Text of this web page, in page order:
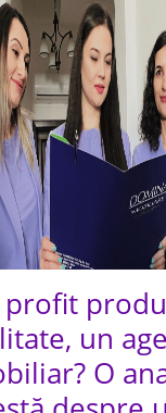
profit
un
O